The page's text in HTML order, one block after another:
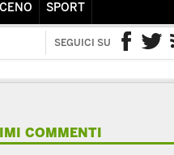
SPORT
SEGUICI SU
COMMENTI